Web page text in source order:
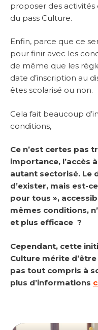
proposer des
du pass Culture.
Enfin, parce que ce
pour finir avec les
de même que les
date d’inscription au
êtes scolarisé ou non.
Cela fait beaucoup
conditions,
Ce n’est certes pas
importance, l’accès
autant sectorisé. Le
d’exister, mais est-
pour tous »,
mêmes conditions,
et plus efficace ?
Cependant, cette
Culture mérite
pas tout compris à
plus d’informations